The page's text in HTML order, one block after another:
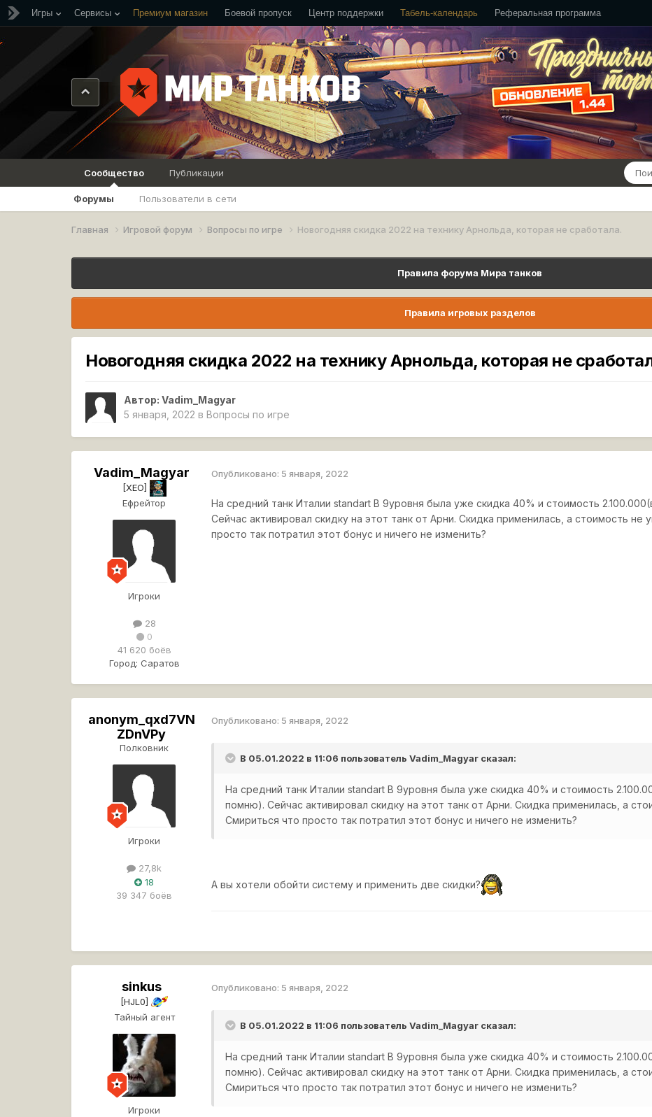
Игры Сервисы Премиум магазин Боевой пропуск Центр поддержки Табель-календарь Реферальная программа
Сообщество
Форумы Пользователи в сети
Публикации
Главная Игровой форум Вопросы по игре Новогодняя скидка 2022 на технику Арнольда, которая не сработала.
Правила форума Мира танков
Правила игровых разделов
Новогодняя скидка 2022 на технику Арнольда, которая не
Автор:Vadim_Magyar
5 января, 2022 в Вопросы по игре
Vadim_Magyar
[XEO]
Ефрейтор
Игроки
28
0
41 620 боёв
Город: Саратов
Опубликовано: 5 января, 2022
На средний танк Италии standart B 9уровня была уже скидка 40% и стоимость
Сейчас активировал скидку на этот танк от Арни. Скидка применилась, а стоимость
просто так потратил этот бонус и ничего не изменить?
anonym_qxd7VN
ZDnVPy
Полковник
Игроки
27,8k
18
39 347 боёв
Опубликовано: 5 января, 2022
В 05.01.2022 в 11:06 пользовательVadim_Magyar сказал:
На средний танк Италии standart B 9уровня была уже скидка 40% и стоимость
помню). Сейчас активировал скидку на этот танк от Арни. Скидка применилась, а
Смириться что просто так потратил этот бонус и ничего не изменить?
А вы хотели обойти систему и применить две скидки?
sinkus
[HJL0]
Тайный агент
Игроки
Опубликовано: 5 января, 2022
В 05.01.2022 в 11:06 пользовательVadim_Magyar сказал:
На средний танк Италии standart B 9уровня была уже скидка 40% и стоимость
помню). Сейчас активировал скидку на этот танк от Арни. Скидка применилась, а
Смириться что просто так потратил этот бонус и ничего не изменить?